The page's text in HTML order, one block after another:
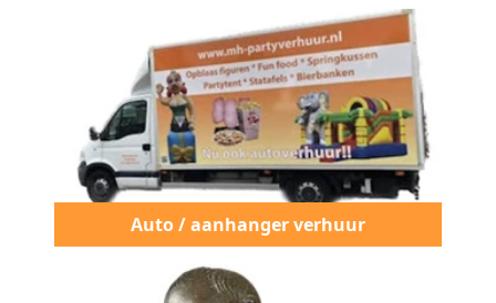
Auto / aanhanger verhuur